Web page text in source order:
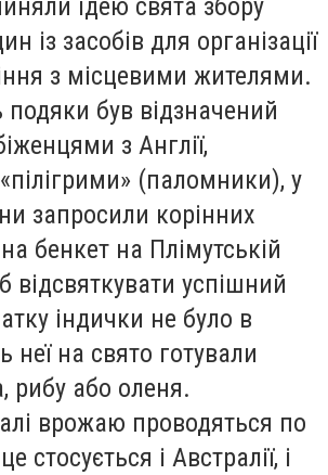
ідею свята збору
із засобів для організації
з місцевими жителями.
був відзначений
з Англії,
(паломники), у
запросили корінних
бенкет на Плімутській
відсвяткувати успішний
індички не було в
неї на свято готували
рибу або оленя.
врожаю проводяться по
стосується і Австралії, і